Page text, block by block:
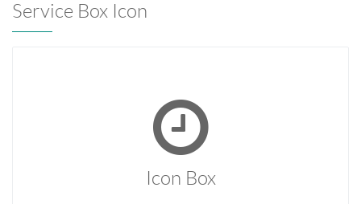
Service Box Icon
Icon Box
Temporibus autem quibusdam et aut officiis debitis aut
rerum necessitatibus saepe eveniet ut et voluptates
repudiandae sint et molestiae.